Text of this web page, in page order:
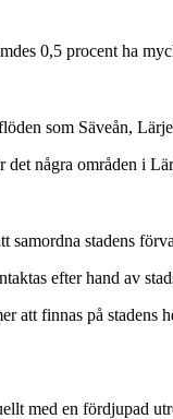
0,5 procent ha
som Säveån,
några områden i
samordna stadens
efter hand av
att finnas på stadens
med en fördjupad